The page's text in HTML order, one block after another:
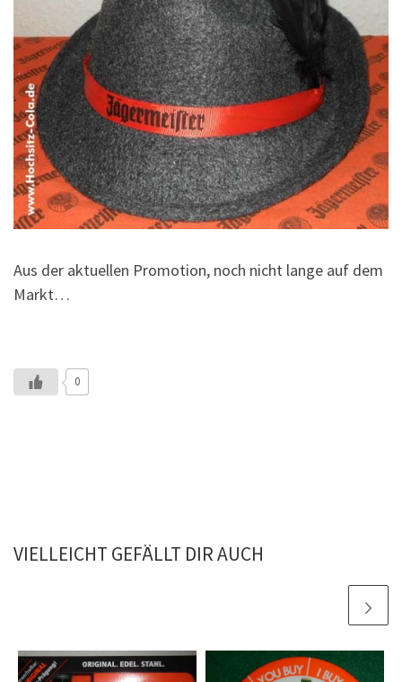
Aus der aktuellen Promotion, noch nicht lange auf dem
Markt…
0
VIELLEICHT GEFÄLLT DIR AUCH